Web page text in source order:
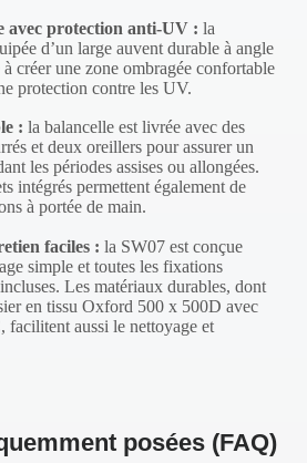
avec protection anti-UV : la
d’un large auvent durable à angle
créer une zone ombragée confortable
protection contre les UV.
: la balancelle est livrée avec des
et deux oreillers pour assurer un
les périodes assises ou allongées.
intégrés permettent également de
à portée de main.
faciles : la SW07 est conçue
simple et toutes les fixations
Les matériaux durables, dont
en tissu Oxford 500 x 500D avec
facilitent aussi le nettoyage et
posées (FAQ)